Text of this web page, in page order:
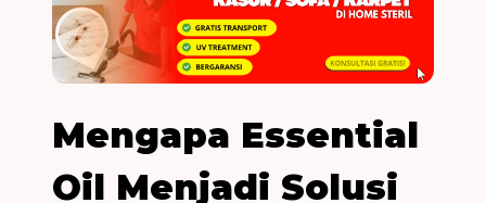
Mengapa Essential
Oil Menjadi Solusi